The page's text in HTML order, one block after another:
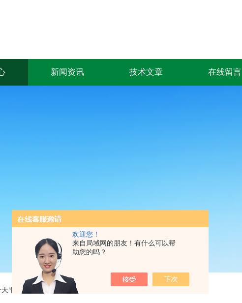
欢迎您！
来自局域网的朋友！有什么可以帮
助您的吗？
新闻资讯 技术文章 在线留言
平 > 岛津电子天平AP324X万分位0.1mg*